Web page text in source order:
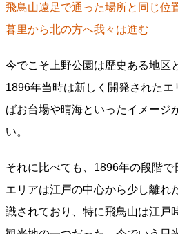
飛鳥山遠足で通った場所と同じ位
暮里から北の方へ我々は進む
今でこそ上野公園は歴史ある地区
1896年当時は新しく開発されたエ
ばお台場や晴海といったイメージ
い。
それに比べても、1896年の段階で
エリアは江戸の中心から少し離れ
識されており、特に飛鳥山は江戸